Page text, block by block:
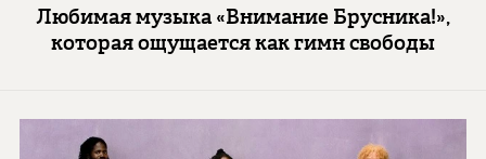
Любимая музыка «Внимание Брусника!»,
которая ощущается как гимн свободы